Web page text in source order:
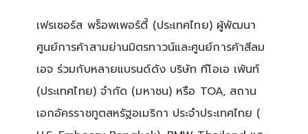
เฟรเซอร์ส พร็อพเพอร์ตี้ (ประเทศไทย) ผู้พัฒนา
ศูนย์การค้าสามย่านมิตรทาวน์และศูนย์การค้าสีลม
เอจ ร่วมกับหลายแบรนด์ดัง บริษัท ทีโอเอ เพ้นท์
(ประเทศไทย) จำกัด (มหาชน) หรือ TOA, สถาน
เอกอัครราชทูตสหรัฐอเมริกา ประจำประเทศไทย (